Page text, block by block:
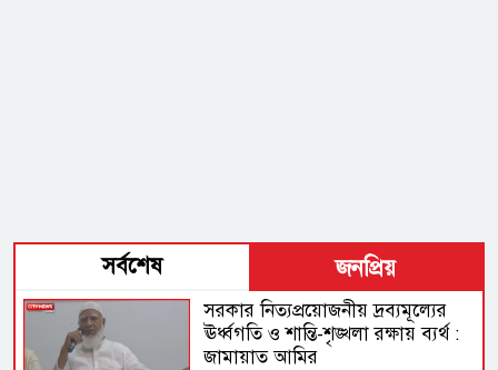
সর্বশেষ জনপ্রিয়
সরকার নিত্যপ্রয়োজনীয় দ্রব্যমূল্যের
ঊর্ধ্বগতি ও শান্তি-শৃঙ্খলা রক্ষায় ব্যর্থ :
জামায়াত আমির